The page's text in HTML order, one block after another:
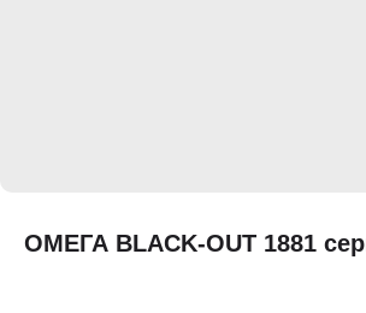
ОМЕГА BLACK-OUT 1881